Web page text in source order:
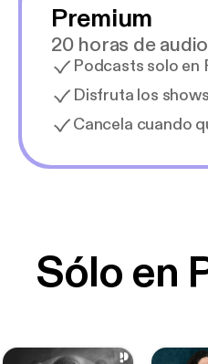
Premium
20 horas de
Podcasts solo en
Disfruta los
Cancela cuando
Sólo en